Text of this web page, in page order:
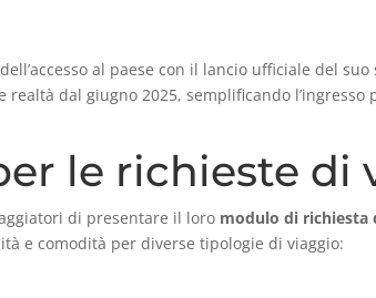
al paese con il lancio ufficiale del
dal giugno 2025, semplificando
le richieste di
di presentare il loro modulo di richiesta
e comodità per diverse tipologie di viaggio: